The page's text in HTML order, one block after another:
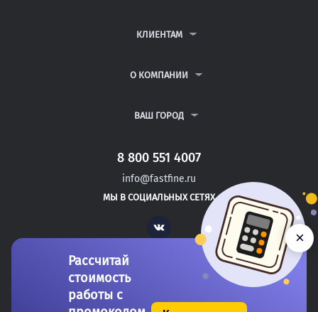
ДИПЛОМНЫЕ РАБОТЫ
РЕФЕРАТЫ
КЛИЕНТАМ
ВОПРОСЫ И ОТВЕТЫ
ПОЛИТИКА КОНФИДЕНЦИАЛЬНОСТИ
О КОМПАНИИ
КОНТАКТЫ
ВАШ ГОРОД
САНКТ-ПЕТЕРБУРГ
ЗЛАТОУСТ
КАМЫШИН
8 800 551 4007
info@fastfine.ru
МЫ В СОЦИАЛЬНЫХ СЕТЯХ
Vk
Рассчитай
стоимость
работы с
×